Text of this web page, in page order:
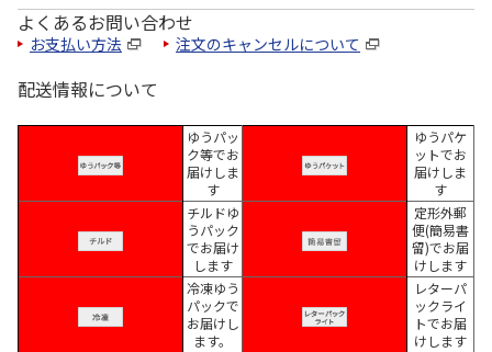
よくあるお問い合わせ
お支払い方法 注文のキャンセルについて
配送情報について
ゆうパッ
ク等でお
届けしま
す
ゆうパケ
ットでお
届けしま
す
チルドゆ
うパック
でお届け
します
定形外郵
便(簡易書
留)でお届
けします
冷凍ゆう
パックで
お届けし
ます。
レターパ
ックライ
トでお届
けします